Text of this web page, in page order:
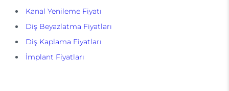
Kanal Yenileme Fiyatı
Diş Beyazlatma Fiyatları
Diş Kaplama Fiyatları
İmplant Fiyatları